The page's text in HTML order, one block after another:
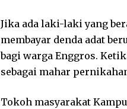
Jika ada laki-laki yang
membayar denda adat
bagi warga Enggros.
sebagai mahar
Tokoh masyarakat